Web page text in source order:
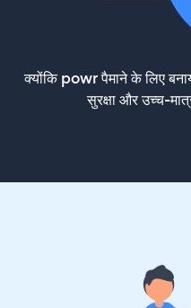
क्योंकि powr पैमाने के लिए
सुरक्षा और उच्च-